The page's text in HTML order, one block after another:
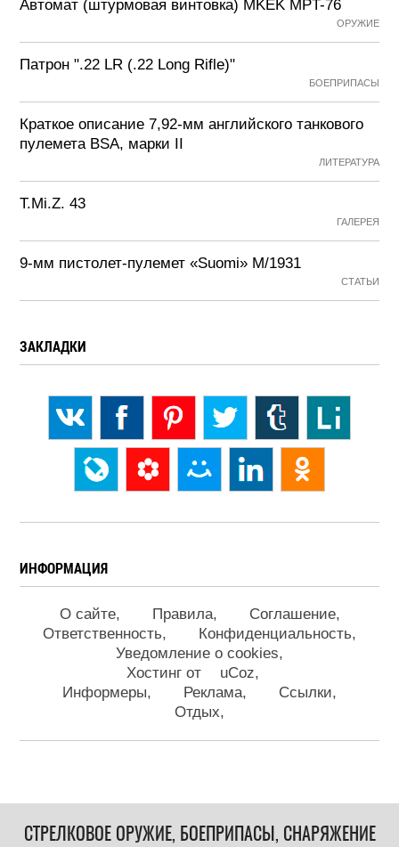
Автомат (штурмовая винтовка) MKEK MPT-76
ОРУЖИЕ
Патрон ".22 LR (.22 Long Rifle)"
БОЕПРИПАСЫ
Краткое описание 7,92-мм английского танкового
пулемета BSA, марки II
ЛИТЕРАТУРА
T.Mi.Z. 43
ГАЛЕРЕЯ
9-мм пистолет-пулемет «Suomi» М/1931
СТАТЬИ
ЗАКЛАДКИ
ИНФОРМАЦИЯ
О сайте Правила
Соглашение
Ответственность
Конфиденциальность
Уведомление о cookies
Хостинг от
uCoz
Информеры
Реклама
Ссылки
Отдых
СТРЕЛКОВОЕ ОРУЖИЕ, БОЕПРИПАСЫ, СНАРЯЖЕНИЕ